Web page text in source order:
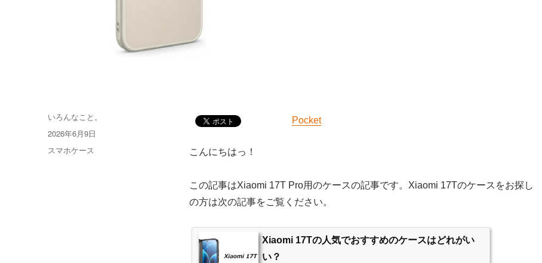
Pocket
こんにちはっ！
この記事はXiaomi 17T Pro用のケースの記事です。Xiaomi 17Tのケースをお探し
の方は次の記事をご覧ください。
Xiaomi 17Tの人気でおすすめのケースはどれがい
い？
投
稿
いろんなこと。
投
稿
2026年6月9日
カ
スマホケース